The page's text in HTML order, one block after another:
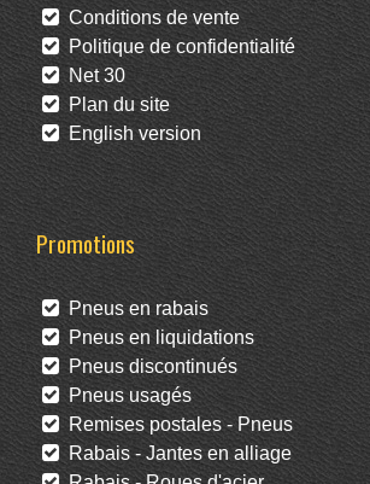
Conditions de vente
Politique de confidentialité
Net 30
Plan du site
English version
Promotions
Pneus en rabais
Pneus en liquidations
Pneus discontinués
Pneus usagés
Remises postales - Pneus
Rabais - Jantes en alliage